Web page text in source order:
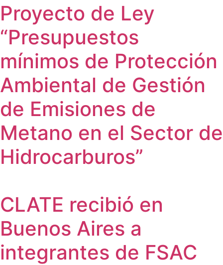
Proyecto de Ley
“Presupuestos
mínimos de Protección
Ambiental de Gestión
de Emisiones de
Metano en el Sector de
Hidrocarburos”
CLATE recibió en
Buenos Aires a
integrantes de FSAC